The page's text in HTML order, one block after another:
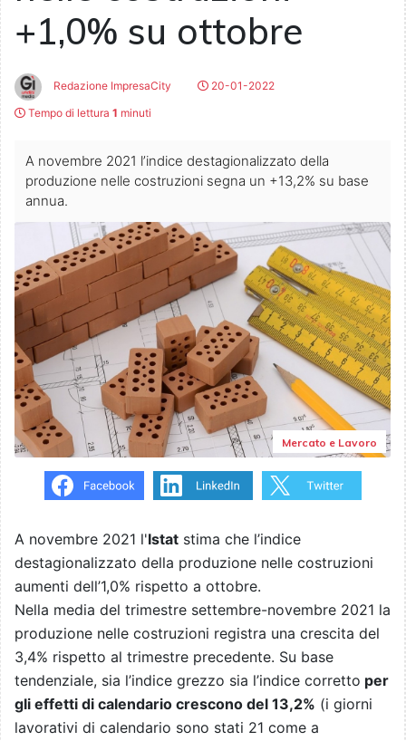
+1,0% su ottobre
Redazione ImpresaCity
20-01-2022
Tempo di lettura 1 minuti
A novembre 2021 l’indice destagionalizzato della
produzione nelle costruzioni segna un +13,2% su base
annua.
Mercato e Lavoro
A novembre 2021 l'Istat stima che l’indice
destagionalizzato della produzione nelle costruzioni
aumenti dell’1,0% rispetto a ottobre.
Nella media del trimestre settembre-novembre 2021 la
produzione nelle costruzioni registra una crescita del
3,4% rispetto al trimestre precedente. Su base
tendenziale, sia l’indice grezzo sia l’indice corretto per
gli effetti di calendario crescono del 13,2% (i giorni
lavorativi di calendario sono stati 21 come a